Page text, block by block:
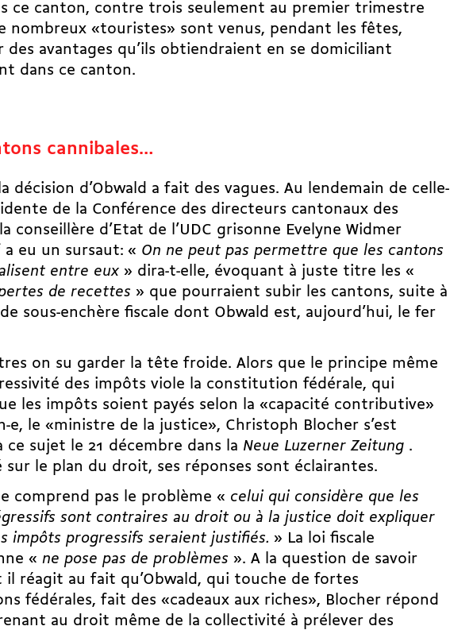
ce canton, contre trois seulement au premier trimestre
nombreux «touristes» sont venus, pendant les fêtes,
des avantages qu’ils obtiendraient en se domiciliant
dans ce canton.
cannibales…
décision d’Obwald a fait des vagues. Au lendemain de celle-
de la Conférence des directeurs cantonaux des
conseillère d’Etat de l’UDC grisonne Evelyne Widmer
a eu un sursaut: « On ne peut pas permettre que les cantons
entre eux » dira-t-elle, évoquant à juste titre les «
de recettes » que pourraient subir les cantons, suite à
de sous-enchère fiscale dont Obwald est, aujourd’hui, le fer
on su garder la tête froide. Alors que le principe même
des impôts viole la constitution fédérale, qui
les impôts soient payés selon la «capacité contributive»
e, le «ministre de la justice», Christoph Blocher s’est
ce sujet le 21 décembre dans la Neue Luzerner Zeitung .
sur le plan du droit, ses réponses sont éclairantes.
comprend pas le problème « celui qui considère que les
sont contraires au droit ou à la justice doit expliquer
impôts progressifs seraient justifiés. » La loi fiscale
« ne pose pas de problèmes ». A la question de savoir
il réagit au fait qu’Obwald, qui touche de fortes
fédérales, fait des «cadeaux aux riches», Blocher répond
au droit même de la collectivité à prélever des